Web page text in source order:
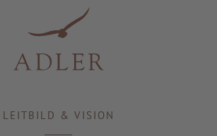
Resorts & Retreats
LEITBILD & VISION